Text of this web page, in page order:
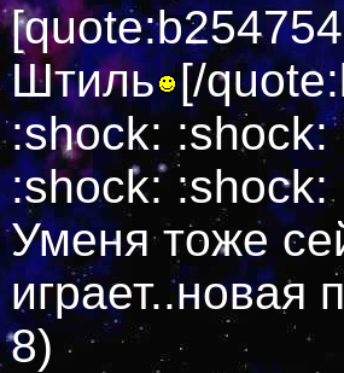
Штиль [/
:shock:
:shock: :shock:
Уменя тоже
8)